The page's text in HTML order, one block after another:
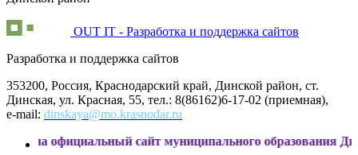
OUT IT - Разработка и поддержка сайтов
Разработка и поддержка сайтов
353200, Россия, Краснодарский край, Динской район, ст.
Динская, ул. Красная, 55, тел.: 8(86162)6-17-02 (приемная),
e-mail: dinskaya@mo.krasnodar.ru
сайт муниципального образования Динской